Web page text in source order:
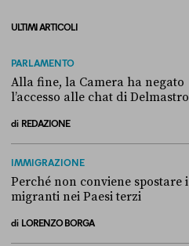
ULTIMI ARTICOLI
PARLAMENTO
Alla fine, la Camera ha negato
l’accesso alle chat di Delmastro
di REDAZIONE
IMMIGRAZIONE
Perché non conviene spostare i
migranti nei Paesi terzi
di LORENZO BORGA